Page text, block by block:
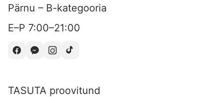
Pärnu – B-kategooria
E–P 7:00–21:00
TASUTA proovitund